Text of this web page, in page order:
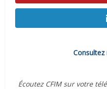
Consultez
Écoutez CFIM sur votre